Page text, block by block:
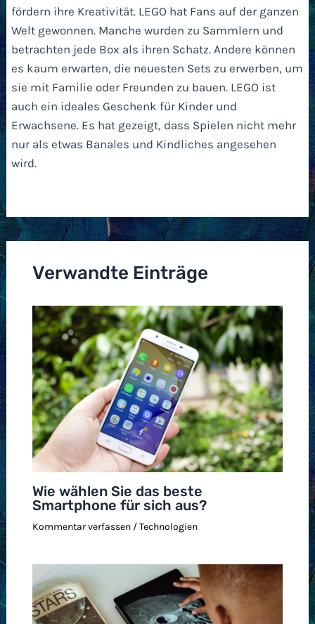
fördern ihre Kreativität. LEGO hat Fans auf der ganzen
Welt gewonnen. Manche wurden zu Sammlern und
betrachten jede Box als ihren Schatz. Andere können
es kaum erwarten, die neuesten Sets zu erwerben, um
sie mit Familie oder Freunden zu bauen. LEGO ist
auch ein ideales Geschenk für Kinder und
Erwachsene. Es hat gezeigt, dass Spielen nicht mehr
nur als etwas Banales und Kindliches angesehen
wird.
Verwandte Einträge
Wie wählen Sie das beste
Smartphone für sich aus?
Kommentar verfassen /Technologien